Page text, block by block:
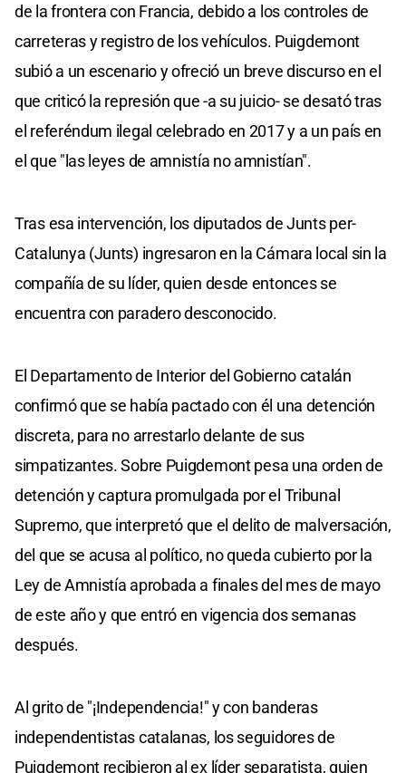
de la frontera con Francia, debido a los controles de
carreteras y registro de los vehículos. Puigdemont
subió a un escenario y ofreció un breve discurso en el
que criticó la represión que -a su juicio- se desató tras
el referéndum ilegal celebrado en 2017 y a un país en
el que "las leyes de amnistía no amnistían".
Tras esa intervención, los diputados de Junts per-
Catalunya (Junts) ingresaron en la Cámara local sin la
compañía de su líder, quien desde entonces se
encuentra con paradero desconocido.
El Departamento de Interior del Gobierno catalán
confirmó que se había pactado con él una detención
discreta, para no arrestarlo delante de sus
simpatizantes. Sobre Puigdemont pesa una orden de
detención y captura promulgada por el Tribunal
Supremo, que interpretó que el delito de malversación,
del que se acusa al político, no queda cubierto por la
Ley de Amnistía aprobada a finales del mes de mayo
de este año y que entró en vigencia dos semanas
después.
Al grito de "¡Independencia!" y con banderas
independentistas catalanas, los seguidores de
Puigdemont recibieron al ex líder separatista, quien